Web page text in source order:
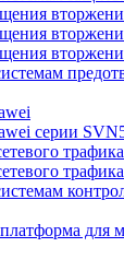
серии
платформа для